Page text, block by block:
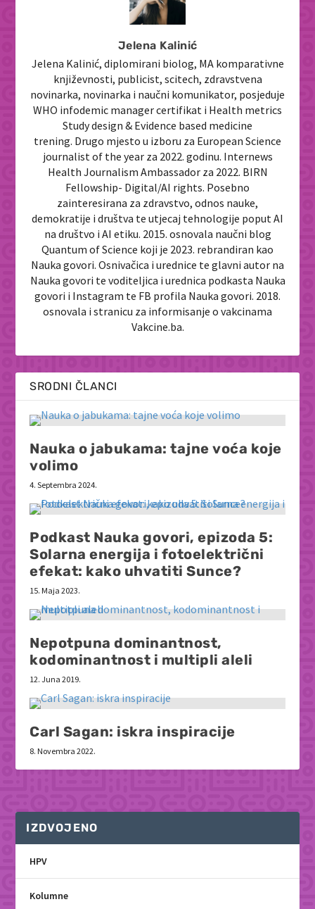
Jelena Kalinić
Jelena Kalinić, diplomirani biolog, MA komparativne
književnosti, publicist, scitech, zdravstvena
novinarka, novinarka i naučni komunikator, posjeduje
WHO infodemic manager certifikat i Health metrics
Study design & Evidence based medicine
trening. Drugo mjesto u izboru za European Science
journalist of the year za 2022. godinu. Internews
Health Journalism Ambassador za 2022. BIRN
Fellowship- Digital/AI rights. Posebno
zainteresirana za zdravstvo, odnos nauke,
demokratije i društva te utjecaj tehnologije poput AI
na društvo i AI etiku. 2015. osnovala naučni blog
Quantum of Science koji je 2023. rebrandiran kao
Nauka govori. Osnivačica i urednice te glavni autor na
Nauka govori te voditeljica i urednica podkasta Nauka
govori i Instagram te FB profila Nauka govori. 2018.
osnovala i stranicu za informisanje o vakcinama
Vakcine.ba.
SRODNI ČLANCI
Nauka o jabukama: tajne voća koje
volimo
4. Septembra 2024.
Podkast Nauka govori, epizoda 5:
Solarna energija i fotoelektrični
efekat: kako uhvatiti Sunce?
15. Maja 2023.
Nepotpuna dominantnost,
kodominantnost i multipli aleli
12. Juna 2019.
Carl Sagan: iskra inspiracije
8. Novembra 2022.
IZDVOJENO
HPV
Kolumne